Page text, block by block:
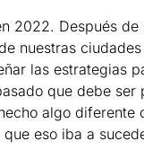
2022. Después
nuestras
las estrategias
que debe
algo
eso iba a